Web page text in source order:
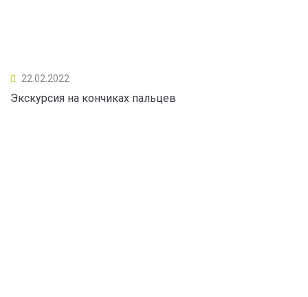
22.02.2022
Экскурсия на кончиках пальцев